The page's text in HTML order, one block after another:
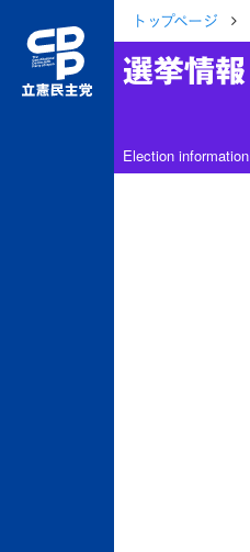
トップページ
選挙情報
Election information